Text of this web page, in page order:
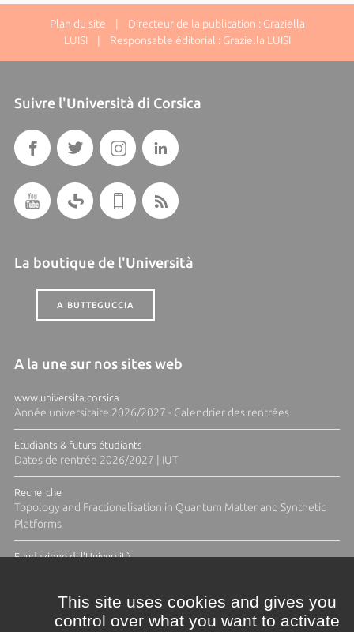
Plan du site | Directeur de la publication : Graziella
LUISI | Responsable éditorial : Graziella LUISI
Suivre l'Università di Corsica
La boutique de l'Università
A BUTTEGUCCIA
A la une sur nos sites web
www.universita.corsica
Année universitaire 2026/2027 - Calendrier des rentrées
Etudiants & futurs étudiants
Dates de rentrée 2026/2027 | IUT
Recherche
Topology and Fractionalisation in Quantum Matter and Synthetic
Platforms
Fundazione di l'Università
This site uses cookies and gives you
control over what you want to activate